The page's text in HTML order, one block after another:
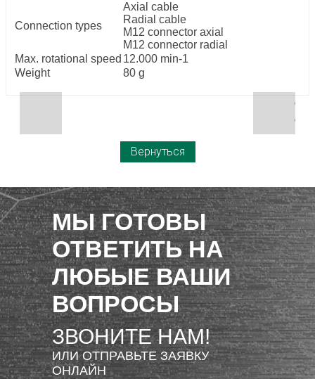
Connection types
Axial cable
Radial cable
M12 connector axial
M12 connector radial
Max. rotational speed 12.000 min-1
Weight
80 g
Вернуться
МЫ ГОТОВЫ
ОТВЕТИТЬ НА
ЛЮБЫЕ ВАШИ
ВОПРОСЫ
ЗВОНИТЕ НАМ!
ИЛИ ОТПРАВЬТЕ ЗАЯВКУ
ОНЛАЙН